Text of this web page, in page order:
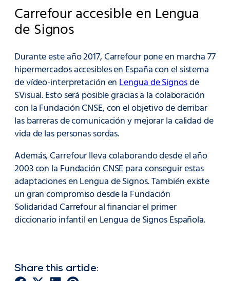
Carrefour accesible en Lengua
de Signos
Durante este año 2017, Carrefour pone en marcha 77
hipermercados accesibles en España con el sistema
de vídeo-interpretación enLengua de Signosde
SVisual. Esto será posible gracias a la colaboración
con la Fundación CNSE, con el objetivo de derribar
las barreras de comunicación y mejorar la calidad de
vida de las personas sordas.
Además, Carrefour lleva colaborando desde el año
2003 con la Fundación CNSE para conseguir estas
adaptaciones en Lengua de Signos. También existe
un gran compromiso desde la Fundación
Solidaridad Carrefour al financiar el primer
diccionario infantil en Lengua de Signos Española.
Share this article: